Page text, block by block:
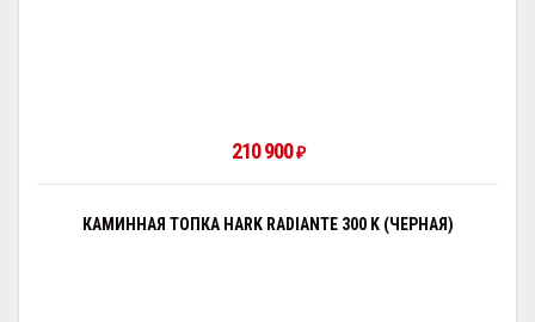
210 900 ₽
КАМИННАЯ ТОПКА HARK RADIANTE 300 K (ЧЕРНАЯ)